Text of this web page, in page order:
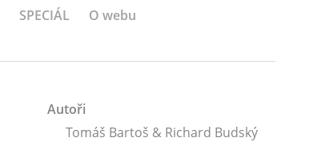
SPECIÁL O webu
Autoři
Tomáš Bartoš & Richard Budský